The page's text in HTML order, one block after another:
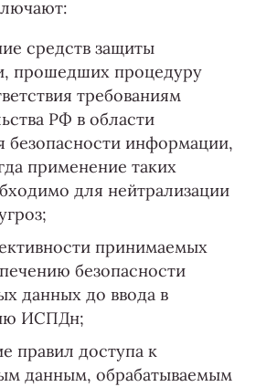
средств защиты
прошедших процедуру
требованиям
РФ в области
безопасности информации,
применение таких
для нейтрализации
принимаемых
безопасности
данных до ввода в
ИСПДн;
правил доступа к
данным, обрабатываемым